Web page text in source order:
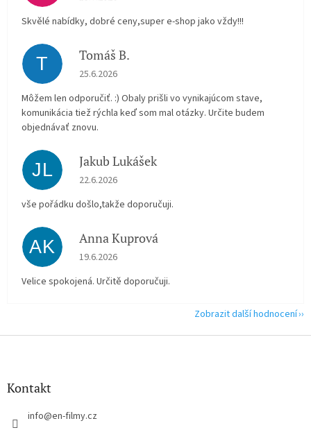
Skvělé nabídky, dobré ceny,super e-shop jako vždy!!!
T Tomáš B.
Hodnocení obchodu je 5 z 5 hvězdiček.
25.6.2026
Môžem len odporučiť. :) Obaly prišli vo vynikajúcom stave,
komunikácia tiež rýchla keď som mal otázky. Určite budem
objednávať znovu.
JL Jakub Lukášek
Hodnocení obchodu je 5 z 5 hvězdiček.
22.6.2026
vše pořádku došlo,takže doporučuji.
AK Anna Kuprová
Hodnocení obchodu je 5 z 5 hvězdiček.
19.6.2026
Velice spokojená. Určitě doporučuji.
Zobrazit další hodnocení
Z
Kontakt
info@en-filmy.cz